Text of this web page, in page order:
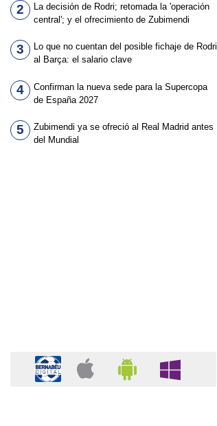
2
La decisión de Rodri; retomada la 'operación
central'; y el ofrecimiento de Zubimendi
3
Lo que no cuentan del posible fichaje de Rodri
al Barça: el salario clave
4
Confirman la nueva sede para la Supercopa
de España 2027
5
Zubimendi ya se ofreció al Real Madrid antes
del Mundial